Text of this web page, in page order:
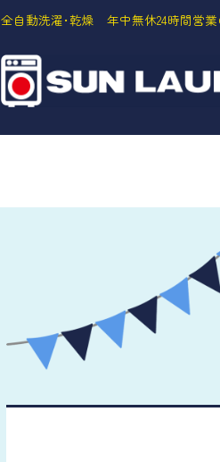
全自動洗濯･乾燥 年中無休24時間営